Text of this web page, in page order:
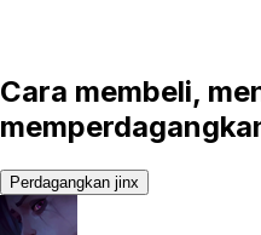
Cara membeli,
Perdagangkan jinx